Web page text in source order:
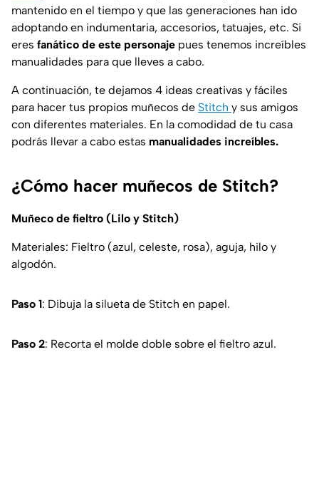
mantenido en el tiempo y que las generaciones han ido
adoptando en indumentaria, accesorios, tatuajes, etc. Si
eres fanático de este personaje pues tenemos increíbles
manualidades para que lleves a cabo.
A continuación, te dejamos 4 ideas creativas y fáciles
para hacer tus propios muñecos de Stitch y sus amigos
con diferentes materiales. En la comodidad de tu casa
podrás llevar a cabo estas manualidades increíbles.
¿Cómo hacer muñecos de Stitch?
Muñeco de fieltro (Lilo y Stitch)
Materiales: Fieltro (azul, celeste, rosa), aguja, hilo y
algodón.
Paso 1: Dibuja la silueta de Stitch en papel.
Paso 2: Recorta el molde doble sobre el fieltro azul.